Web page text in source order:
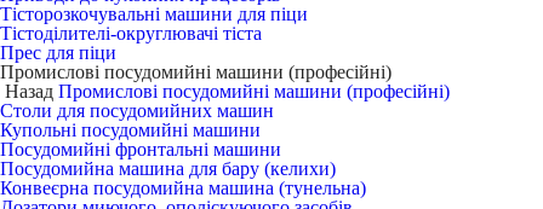
Тісторозкочувальні машини для піци
Тістоділителі-округлювачі тіста
Прес для піци
Промислові посудомийні машини (професійні)
Назад Промислові посудомийні машини (професійні)
Столи для посудомийних машин
Купольні посудомийні машини
Посудомийні фронтальні машини
Посудомийна машина для бару (келихи)
Конвеєрна посудомийна машина (тунельна)